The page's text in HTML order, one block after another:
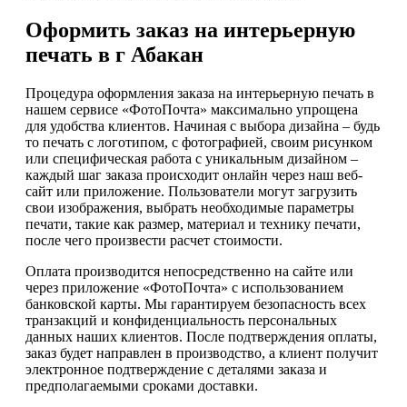
Оформить заказ на интерьерную
печать в г Абакан
Процедура оформления заказа на интерьерную печать в
нашем сервисе «ФотоПочта» максимально упрощена
для удобства клиентов. Начиная с выбора дизайна – будь
то печать с логотипом, с фотографией, своим рисунком
или специфическая работа с уникальным дизайном –
каждый шаг заказа происходит онлайн через наш веб-
сайт или приложение. Пользователи могут загрузить
свои изображения, выбрать необходимые параметры
печати, такие как размер, материал и технику печати,
после чего произвести расчет стоимости.
Оплата производится непосредственно на сайте или
через приложение «ФотоПочта» с использованием
банковской карты. Мы гарантируем безопасность всех
транзакций и конфиденциальность персональных
данных наших клиентов. После подтверждения оплаты,
заказ будет направлен в производство, а клиент получит
электронное подтверждение с деталями заказа и
предполагаемыми сроками доставки.